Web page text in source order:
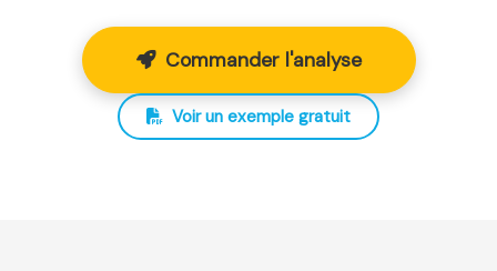
Commander l'analyse
Voir un exemple gratuit